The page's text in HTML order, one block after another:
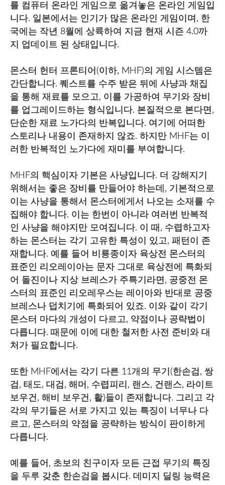
를 컴퓨터 온라인 게임으로 옮겨놓은 온라인 게임입
니다. 일본에서는 인기가 많은 온라인 게임이며, 한
국에는 작년 8월에 상륙하여 지금 현재 시즌 4.0까
지 업데이트 된 상태입니다.
몬스터 헌터 프론티어(이하, MHF)의 게임 시스템은
간단합니다. 퀘스트를 수주 받은 뒤에 사냥과 채집
을 통해 재료를 모으고, 이를 가공하여 무기와 장비
를 업그레이드하는 형식입니다. 본질적으로 본다면,
단순한 재료 노가다의 반복입니다. 여기에 어떠한
스토리나 내용이 존재하지 않죠. 하지만 MHF는 이
러한 반복적인 노가다에 재미를 부여합니다.
MHF의 핵심이자 기본은 사냥입니다. 더 강해지기
위해서는 좋은 장비를 만들어야 하는데, 기본적으로
이는 사냥을 통해서 몬스터에게서 나오는 소재를 수
집해야 합니다. 이는 한번이 아니라 여러번 반복적
인 사냥을 해야지만 모여집니다. 이 때, 수렵하고자
하는 몬스터는 각기 고유한 특성이 있고, 패턴이 존
재합니다. 예를 들어 비룡종이자 육상전 몬스터의
표준인 리오레이아는 문자 그대로 육상전에 특화되
어 돌진이나 지상 브레스가 주특기라면, 공중전 몬
스터의 표준인 리오레우스는 레이아와 반대로 공중
브레스나 덥치기에 특화되어 있죠. 이와 같이 각기
몬스터 마다의 개성이 다르고, 약점이나 공략법이
다릅니다. 때문에 이에 대한 철저한 사전 준비와 대
처가 필요합니다.
또한 MHF에서는 각기 다른 11개의 무기(한손검, 쌍
검, 태도, 대검, 해머, 수렵피리, 랜스, 건랜스, 라이트
보우건, 해비 보우건, 활)들이 존재합니다. 그리고 각
각의 무기들은 서로 가지고 있는 특징이 너무나 다
르고, 몬스터의 약점을 공략하는 방식이 판이하게
다릅니다.
예를 들어, 초보의 친구이자 모든 근접 무기의 특징
을 두루 갖춘 한손검을 봅시다. 데미지 딜링 능력은